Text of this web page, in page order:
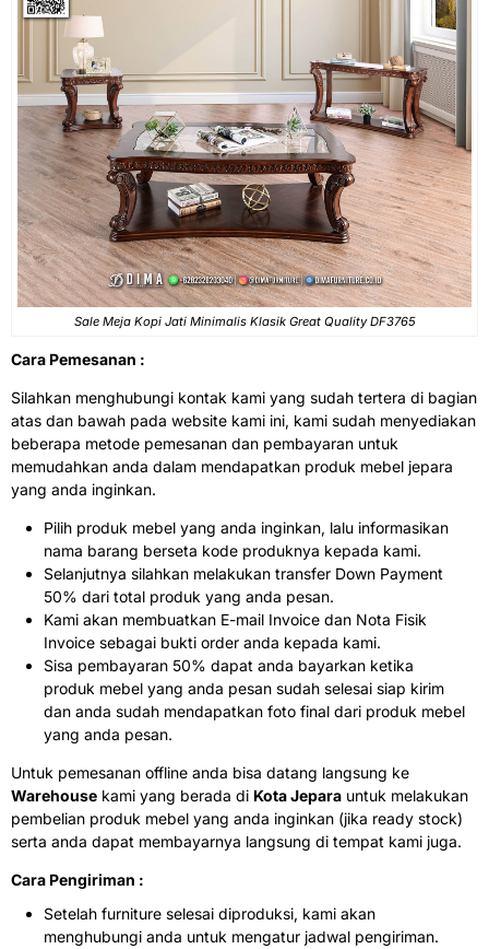
Sale Meja Kopi Jati Minimalis Klasik Great Quality DF3765
Cara Pemesanan :
Silahkan menghubungi kontak kami yang sudah tertera di bagian
atas dan bawah pada website kami ini, kami sudah menyediakan
beberapa metode pemesanan dan pembayaran untuk
memudahkan anda dalam mendapatkan produk mebel jepara
yang anda inginkan.
Pilih produk mebel yang anda inginkan, lalu informasikan
nama barang berseta kode produknya kepada kami.
Selanjutnya silahkan melakukan transfer Down Payment
50% dari total produk yang anda pesan.
Kami akan membuatkan E-mail Invoice dan Nota Fisik
Invoice sebagai bukti order anda kepada kami.
Sisa pembayaran 50% dapat anda bayarkan ketika
produk mebel yang anda pesan sudah selesai siap kirim
dan anda sudah mendapatkan foto final dari produk mebel
yang anda pesan.
Untuk pemesanan offline anda bisa datang langsung ke
Warehouse kami yang berada di Kota Jepara untuk melakukan
pembelian produk mebel yang anda inginkan (jika ready stock)
serta anda dapat membayarnya langsung di tempat kami juga.
Cara Pengiriman :
Setelah furniture selesai diproduksi, kami akan
menghubungi anda untuk mengatur jadwal pengiriman.